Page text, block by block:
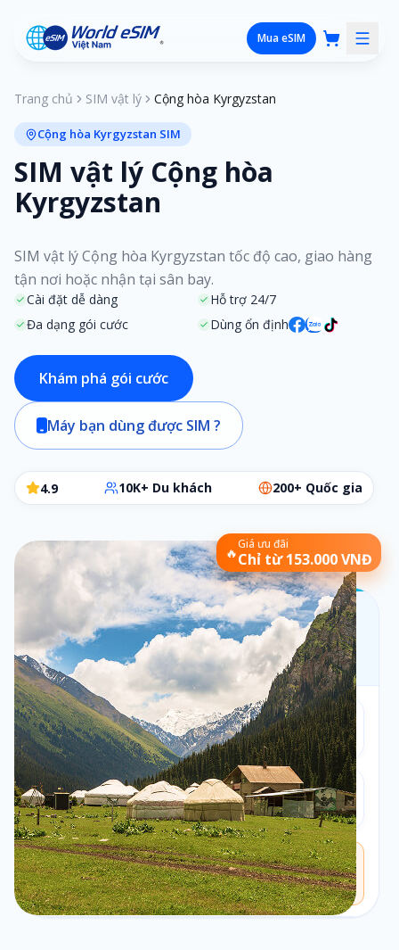
Mua eSIM
Trang chủ SIM vật lý Cộng hòa Kyrgyzstan
Cộng hòa Kyrgyzstan SIM
SIM vật lý Cộng hòa
Kyrgyzstan
SIM vật lý Cộng hòa Kyrgyzstan tốc độ cao, giao hàng
tận nơi hoặc nhận tại sân bay.
Cài đặt dễ dàng
Hỗ trợ 24/7
Đa dạng gói cước
Dùng ổn định
Khám phá gói cước
Máy bạn dùng được SIM ?
4.9 10K+ Du khách 200+ Quốc gia
🔥Giá ưu đãi
Chỉ từ 153.000 VNĐ
Chọn gói SIM phù hợp
Các bước đơn giản để chọn đúng gói cần dùng
Bộ lọc: 1 ngày • Theo ngày
1
Số ngày
1ngày
2
Loại gói
Theo ngày
Chưa biết chọn loại gói nào?
Bấm vàoLoại góiđể xem gợi ý phù hợp theo nhu cầu sử
dụng.